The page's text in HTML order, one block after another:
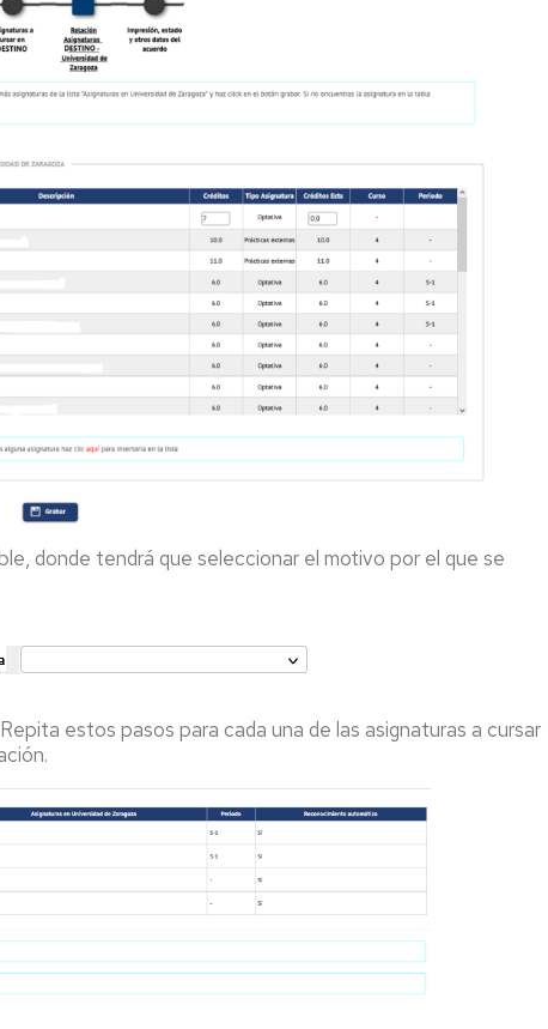
donde tendrá que seleccionar el motivo por el que se
estos pasos para cada una de las asignaturas a cursar